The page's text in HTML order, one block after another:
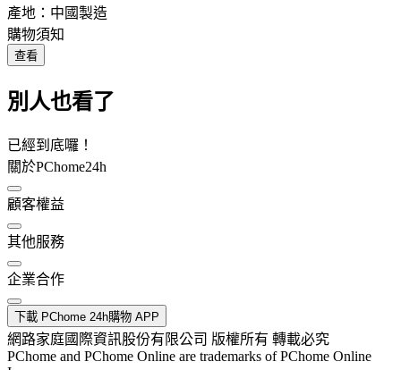
產地：中國製造
購物須知
查看
別人也看了
已經到底囉！
關於PChome24h
顧客權益
其他服務
企業合作
下載 PChome 24h購物 APP
網路家庭國際資訊股份有限公司 版權所有 轉載必究
PChome and PChome Online are trademarks of PChome Online